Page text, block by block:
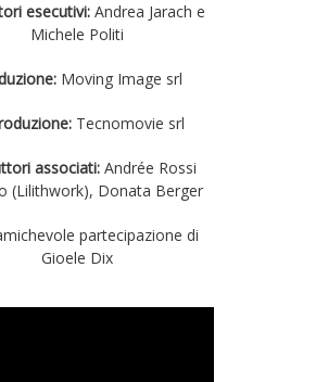
esecutivi:Andrea Jarach e
Michele Politi
Moving Image srl
Tecnomovie srl
associati:Andrée Rossi
(Lilithwork), Donata Berger
partecipazione di
Gioele Dix